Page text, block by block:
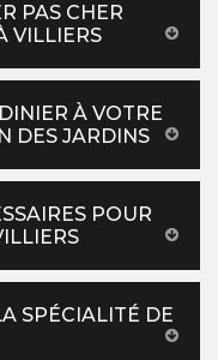
PAS CHER
VILLIERS
À VOTRE
DES JARDINS
POUR
SPÉCIALITÉ DE